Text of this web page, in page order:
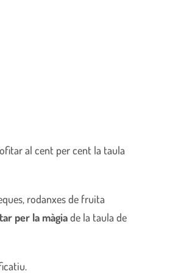
al cent per cent la taula
rodanxes de fruita
per la màgiade la taula de